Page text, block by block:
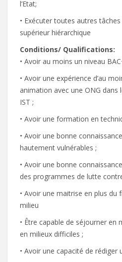
l’Etat;
• Exécuter toutes autres
supérieur hiérarchique
Conditions/ Qualifications:
• Avoir au moins un niveau
• Avoir une expérience d’au
animation avec une ONG dans
IST ;
• Avoir une formation en
• Avoir une bonne
hautement vulnérables ;
• Avoir une bonne
des programmes de lutte
• Avoir une maitrise en plus du
milieu
• Être capable de séjourner en
en milieux difficiles ;
• Avoir une capacité de rédiger